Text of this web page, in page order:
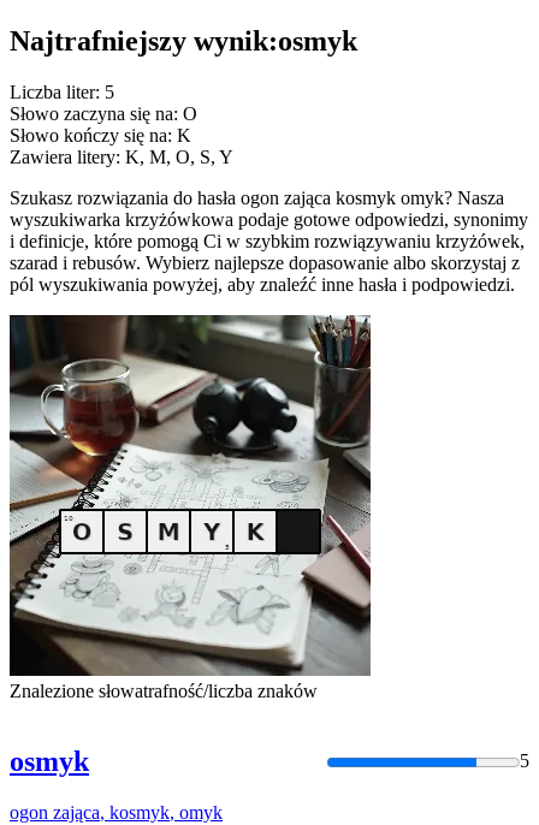
Najtrafniejszy wynik:osmyk
Liczba liter: 5
Słowo zaczyna się na: O
Słowo kończy się na: K
Zawiera litery: K, M, O, S, Y
Szukasz rozwiązania do hasła ogon zająca kosmyk omyk? Nasza
wyszukiwarka krzyżówkowa podaje gotowe odpowiedzi, synonimy
i definicje, które pomogą Ci w szybkim rozwiązywaniu krzyżówek,
szarad i rebusów. Wybierz najlepsze dopasowanie albo skorzystaj z
pól wyszukiwania powyżej, aby znaleźć inne hasła i podpowiedzi.
Znalezione słowatrafność/liczba znaków
osmyk 5
ogon zająca, kosmyk, omyk